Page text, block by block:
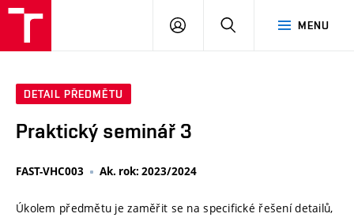
MENU
PŘIHLÁSIT
DETAIL PŘEDMĚTU
Praktický seminář 3
FAST-VHC003 Ak. rok: 2023/2024
Úkolem předmětu je zaměřit se na specifické řešení detailů,